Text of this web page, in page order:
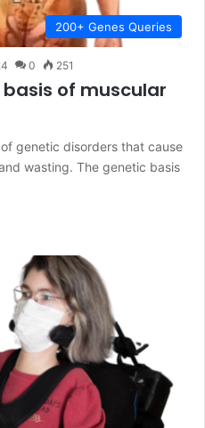
200+ Genes Queries
0 251
of muscular
genetic disorders that cause
wasting. The genetic basis